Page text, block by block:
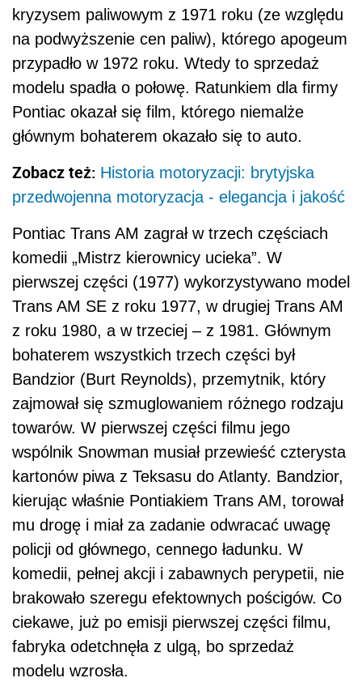
kryzysem paliwowym z 1971 roku (ze względu
na podwyższenie cen paliw), którego apogeum
przypadło w 1972 roku. Wtedy to sprzedaż
modelu spadła o połowę. Ratunkiem dla firmy
Pontiac okazał się film, którego niemalże
głównym bohaterem okazało się to auto.
Zobacz też: Historia motoryzacji: brytyjska
przedwojenna motoryzacja - elegancja i jakość
Pontiac Trans AM zagrał w trzech częściach
komedii „Mistrz kierownicy ucieka”. W
pierwszej części (1977) wykorzystywano model
Trans AM SE z roku 1977, w drugiej Trans AM
z roku 1980, a w trzeciej – z 1981. Głównym
bohaterem wszystkich trzech części był
Bandzior (Burt Reynolds), przemytnik, który
zajmował się szmuglowaniem różnego rodzaju
towarów. W pierwszej części filmu jego
wspólnik Snowman musiał przewieść czterysta
kartonów piwa z Teksasu do Atlanty. Bandzior,
kierując właśnie Pontiakiem Trans AM, torował
mu drogę i miał za zadanie odwracać uwagę
policji od głównego, cennego ładunku. W
komedii, pełnej akcji i zabawnych perypetii, nie
brakowało szeregu efektownych pościgów. Co
ciekawe, już po emisji pierwszej części filmu,
fabryka odetchnęła z ulgą, bo sprzedaż
modelu wzrosła.